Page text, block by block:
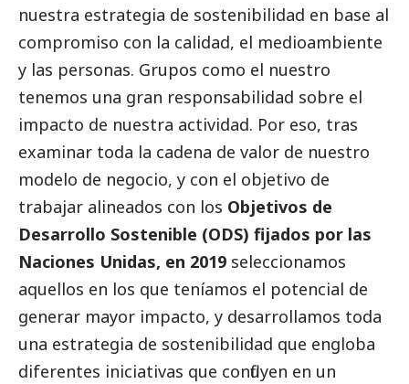
nuestra estrategia de sostenibilidad en base al
compromiso con la calidad, el medioambiente
y las personas. Grupos como el nuestro
tenemos una gran responsabilidad sobre el
impacto de nuestra actividad. Por eso, tras
examinar toda la cadena de valor de nuestro
modelo de negocio, y con el objetivo de
trabajar alineados con los Objetivos de
Desarrollo Sostenible (ODS) fijados por las
Naciones Unidas, en 2019 seleccionamos
aquellos en los que teníamos el potencial de
generar mayor impacto, y desarrollamos toda
una estrategia de sostenibilidad que engloba
diferentes iniciativas que confluyen en un